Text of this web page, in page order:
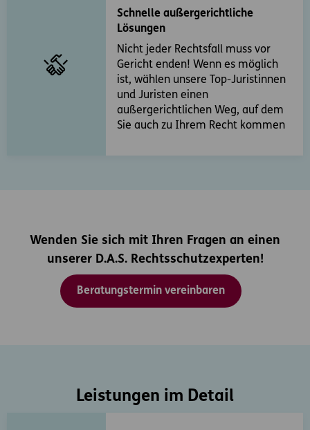
Schnelle außergerichtliche
Lösungen
Nicht jeder Rechtsfall muss vor
Gericht enden! Wenn es möglich
ist, wählen unsere Top-Juristinnen
und Juristen einen
außergerichtlichen Weg, auf dem
Sie auch zu Ihrem Recht kommen
Wenden Sie sich mit Ihren Fragen an einen
unserer D.A.S. Rechtsschutzexperten!
Beratungstermin vereinbaren
Leistungen im Detail